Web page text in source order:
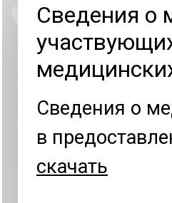
Сведения о
Сведения о
в
скачать